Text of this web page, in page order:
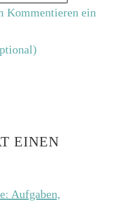
Kommentieren ein
EINEN
Aufgaben,